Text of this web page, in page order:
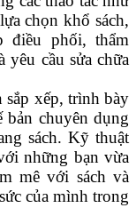
chọn khổ sách,
phối, thẩm
yêu cầu sửa chữa
sắp xếp, trình bày
bản chuyên dụng
sách. Kỹ thuật
những bạn vừa
mê với sách và
của mình trong